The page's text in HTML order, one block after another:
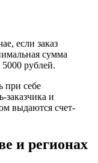
если заказ
сумма
5000 рублей.
при себе
заказчика и
выдаются счет-
и регионах